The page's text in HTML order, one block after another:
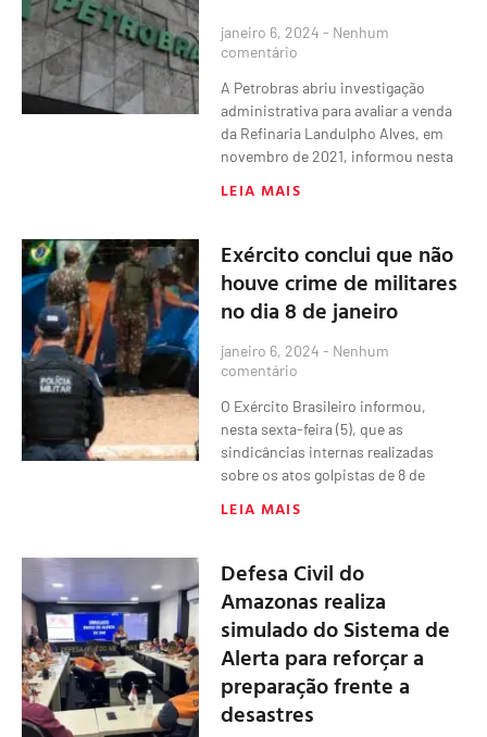
janeiro 6, 2024 Nenhum
comentário
A Petrobras abriu investigação
administrativa para avaliar a venda
da Refinaria Landulpho Alves, em
novembro de 2021, informou nesta
LEIA MAIS
Exército conclui que não
houve crime de militares
no dia 8 de janeiro
janeiro 6, 2024 Nenhum
comentário
O Exército Brasileiro informou,
nesta sexta-feira (5), que as
sindicâncias internas realizadas
sobre os atos golpistas de 8 de
LEIA MAIS
Defesa Civil do
Amazonas realiza
simulado do Sistema de
Alerta para reforçar a
preparação frente a
desastres